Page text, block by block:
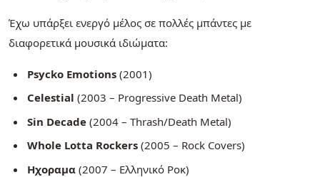
Έχω υπάρξει ενεργό μέλος σε πολλές μπάντες με
διαφορετικά μουσικά ιδιώματα:
Psycko Emotions(2001)
Celestial (2003 – Progressive Death Metal)
Sin Decade(2004 – Thrash/Death Metal)
Whole Lotta Rockers(2005 – Rock Covers)
Ηχοραμα(2007 – Ελληνικό Ροκ)